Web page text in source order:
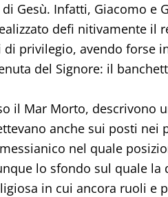
Gesù. Infatti, Giacomo e
defi nitivamente il
privilegio, avendo forse
del Signore: il
il Mar Morto, descrivono
anche sui posti nei
nel quale
lo sfondo sul quale la
in cui ancora ruoli e